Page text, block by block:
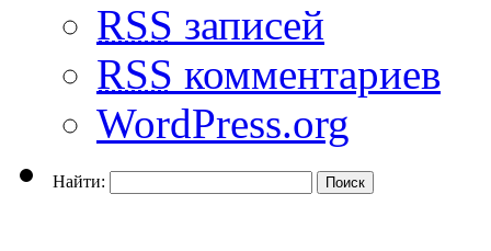
RSS записей
RSS комментариев
WordPress.org
Найти: